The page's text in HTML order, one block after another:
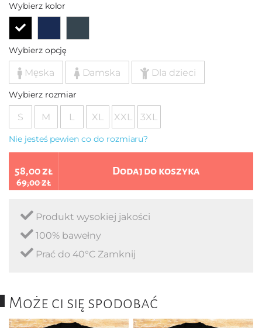
Wybierz kolor
Wybierz opcję
Męska Damska Dla dzieci
Wybierz rozmiar
S M L XL XXL 3XL
Nie jesteś pewien co do rozmiaru?
58,00 zł
69,00 zł
Dodaj do koszyka
Produkt wysokiej jakości
100% bawełny
Prać do 40°C Zamknij
Może ci się spodobać